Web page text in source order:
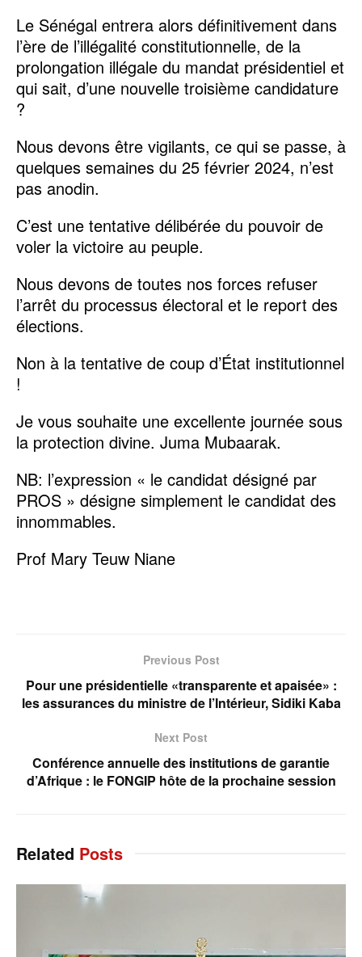
Le Sénégal entrera alors définitivement dans
l’ère de l’illégalité constitutionnelle, de la
prolongation illégale du mandat présidentiel et
qui sait, d’une nouvelle troisième candidature
?
Nous devons être vigilants, ce qui se passe, à
quelques semaines du 25 février 2024, n’est
pas anodin.
C’est une tentative délibérée du pouvoir de
voler la victoire au peuple.
Nous devons de toutes nos forces refuser
l’arrêt du processus électoral et le report des
élections.
Non à la tentative de coup d’État institutionnel
!
Je vous souhaite une excellente journée sous
la protection divine. Juma Mubaarak.
NB: l’expression « le candidat désigné par
PROS » désigne simplement le candidat des
innommables.
Prof Mary Teuw Niane
Previous Post
Pour une présidentielle «transparente et apaisée» :
les assurances du ministre de l’Intérieur, Sidiki Kaba
Next Post
Conférence annuelle des institutions de garantie
d’Afrique : le FONGIP hôte de la prochaine session
Related Posts